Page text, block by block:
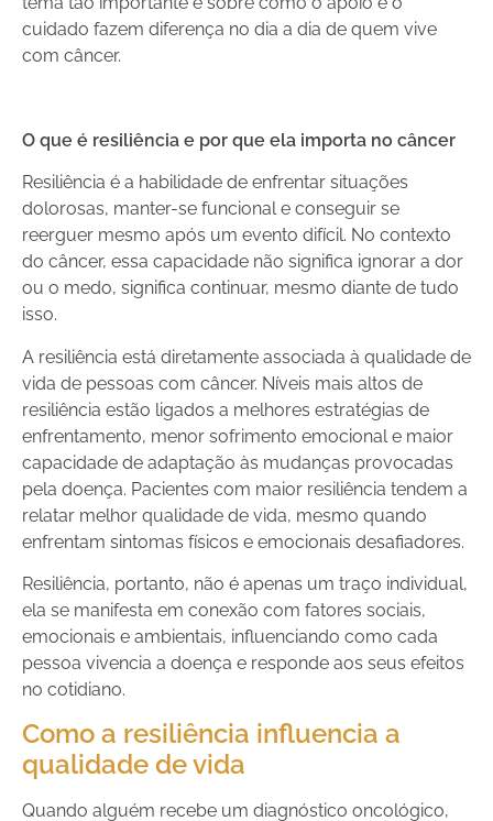
cuidado fazem diferença no dia a dia de quem vive
com câncer.
O que é resiliência e por que ela importa no câncer
Resiliência é a habilidade de enfrentar situações
dolorosas, manter-se funcional e conseguir se
reerguer mesmo após um evento difícil. No contexto
do câncer, essa capacidade não significa ignorar a dor
ou o medo, significa continuar, mesmo diante de tudo
isso.
A resiliência está diretamente associada à qualidade de
vida de pessoas com câncer. Níveis mais altos de
resiliência estão ligados a melhores estratégias de
enfrentamento, menor sofrimento emocional e maior
capacidade de adaptação às mudanças provocadas
pela doença. Pacientes com maior resiliência tendem a
relatar melhor qualidade de vida, mesmo quando
enfrentam sintomas físicos e emocionais desafiadores.
Resiliência, portanto, não é apenas um traço individual,
ela se manifesta em conexão com fatores sociais,
emocionais e ambientais, influenciando como cada
pessoa vivencia a doença e responde aos seus efeitos
no cotidiano.
Como a resiliência influencia a
qualidade de vida
Quando alguém recebe um diagnóstico oncológico,